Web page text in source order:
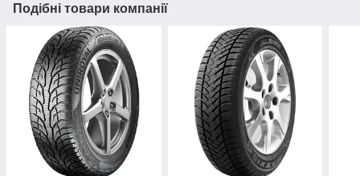
Подібні товари компанії